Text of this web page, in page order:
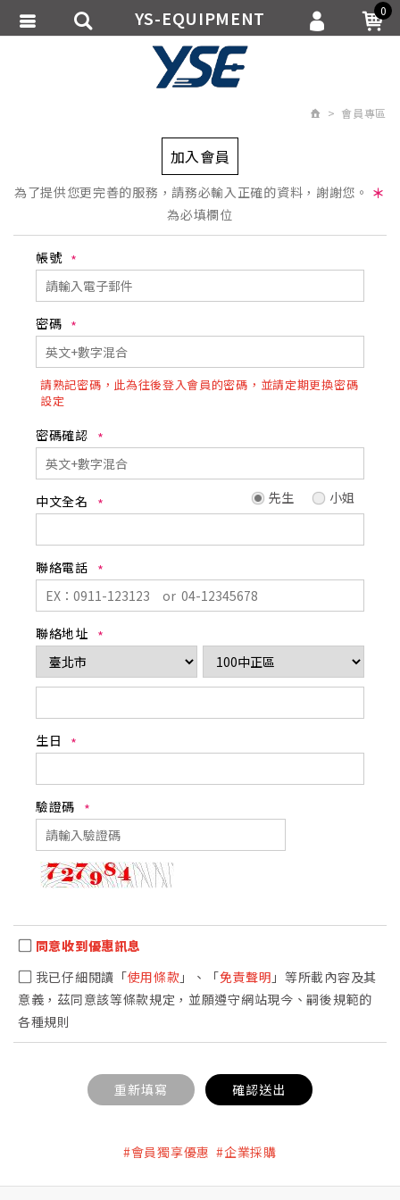
會員專區
加入會員
為了提供您更完善的服務，請務必輸入正確的資料，謝謝您。 ＊
為必填欄位
帳號
密碼
請熟記密碼，此為往後登入會員的密碼，並請定期更換密碼
設定
密碼確認
中文全名 先生 小姐
聯絡電話
聯絡地址
生日
驗證碼
同意收到優惠訊息
我已仔細閱讀「使用條款 」、「免責聲明 」等所載內容及其
意義，茲同意該等條款規定，並願遵守網站現今、嗣後規範的
各種規則
重新填寫 確認送出
#會員獨享優惠 #企業採購
YS-EQUIPMENT 0
會員登入
會員註冊
訂單查詢
追蹤清單
匯款通知
繁體中文